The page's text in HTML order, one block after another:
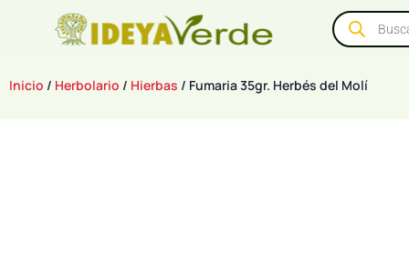
Inicio / Herbolario / Hierbas / Fumaria 35gr. Herbés del Molí